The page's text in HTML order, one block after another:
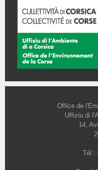
Office de
Uffiziu di
14,
Tél :